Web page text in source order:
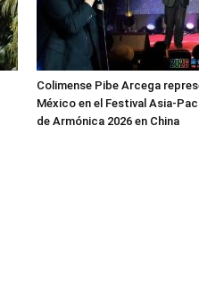
Colimense Pibe Arcega
México en el Festival Asia-
de Armónica 2026 en China